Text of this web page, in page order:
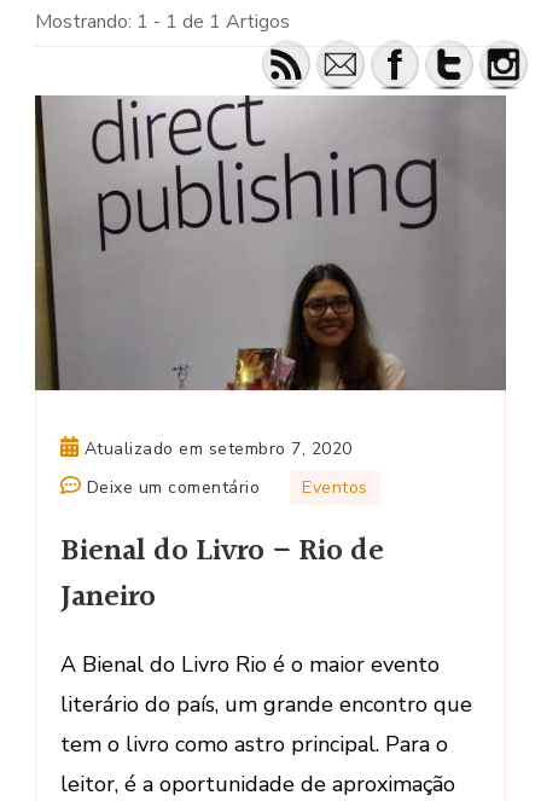
Mostrando: 1 - 1 de 1 Artigos
Atualizado em setembro 7, 2020
Deixe um comentário
do
de
Janeiro
Eventos
Bienal do Livro – Rio de
Janeiro
A Bienal do Livro Rio é o maior evento
literário do país, um grande encontro que
tem o livro como astro principal. Para o
leitor, é a oportunidade de aproximação